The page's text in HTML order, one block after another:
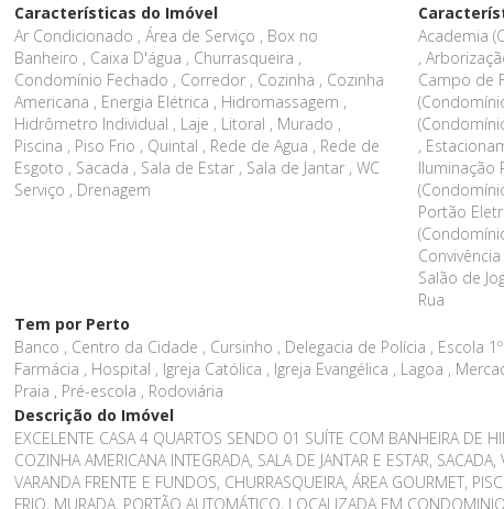
Características do Imóvel
Ar Condicionado , Área de Serviço , Box no
Banheiro , Caixa D'água , Churrasqueira ,
Condomínio Fechado , Corredor , Cozinha , Cozinha
Americana , Energia Elétrica , Hidromassagem ,
Hidrômetro Individual , Laje , Litoral , Murado ,
Piscina , Piso Frio , Quintal , Rede de Agua , Rede de
Esgoto , Sacada , Sala de Estar , Sala de Jantar , WC
Serviço , Drenagem
Academia
,
Campo de
,
Iluminação
Portão
Salão de
Rua
Tem por Perto
Banco , Centro da Cidade , Cursinho , Delegacia de Polícia , Escola
Farmácia , Hospital , Igreja Católica , Igreja Evangélica , Lagoa ,
Praia , Pré-escola , Rodoviária
Descrição do Imóvel
EXCELENTE CASA 4 QUARTOS SENDO 01 SUÍTE COM BANHEIRA DE
COZINHA AMERICANA INTEGRADA, SALA DE JANTAR E ESTAR,
VARANDA FRENTE E FUNDOS, CHURRASQUEIRA, ÁREA GOURMET,
FRIO, MURADA, PORTÃO AUTOMÁTICO, LOCALIZADA EM